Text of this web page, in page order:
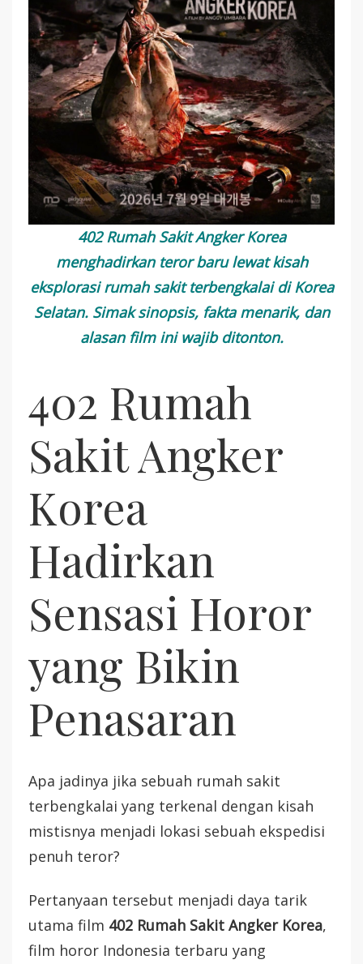
Tempat
Paling
Mencekam
Yang
Wajib
Masuk
Watchlist
402 Rumah Sakit Angker Korea
menghadirkan teror baru lewat kisah
eksplorasi rumah sakit terbengkalai di Korea
Selatan. Simak sinopsis, fakta menarik, dan
alasan film ini wajib ditonton.
402 Rumah
Sakit Angker
Korea
Hadirkan
Sensasi Horor
yang Bikin
Penasaran
Apa jadinya jika sebuah rumah sakit
terbengkalai yang terkenal dengan kisah
mistisnya menjadi lokasi sebuah ekspedisi
penuh teror?
Pertanyaan tersebut menjadi daya tarik
utama film 402 Rumah Sakit Angker Korea,
film horor Indonesia terbaru yang